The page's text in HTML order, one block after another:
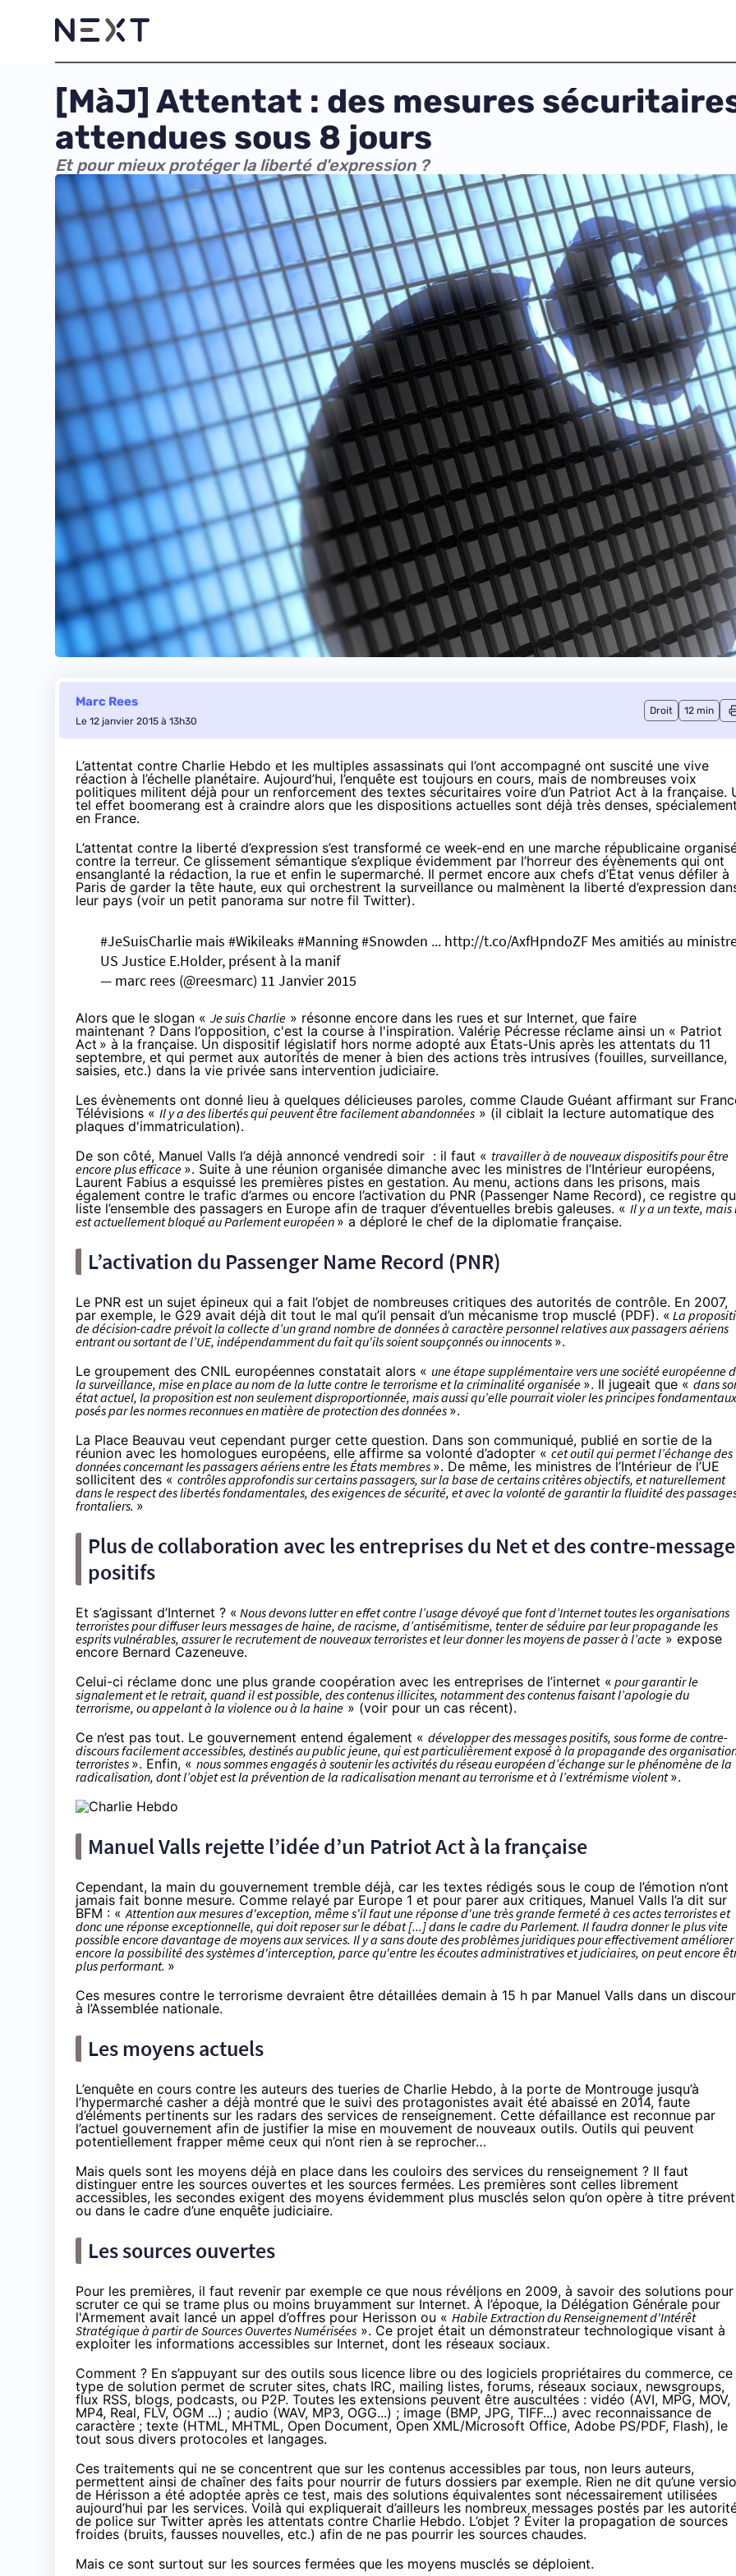
[MàJ] Attentat : des mesures
attendues sous 8 jours
Et pour mieux protéger la liberté d'expression ?
Marc Rees
Le 12 janvier 2015 à 13h30
Droit 12 min
L’attentat contre Charlie Hebdo et les multiples assassinats qui l’ont accompagné ont suscité une vive
réaction à l’échelle planétaire. Aujourd’hui, l’enquête est toujours en cours, mais de nombreuses voix
politiques militent déjà pour un renforcement des textes sécuritaires voire d’un Patriot Act à la française.
tel effet boomerang est à craindre alors que les dispositions actuelles sont déjà très denses, spécialement
en France.
L’attentat contre la liberté d’expression s’est transformé ce week-end en une marche républicaine
contre la terreur. Ce glissement sémantique s’explique évidemment par l’horreur des évènements qui ont
ensanglanté la rédaction, la rue et enfin le supermarché. Il permet encore aux chefs d’État venus défiler à
Paris de garder la tête haute, eux qui orchestrent la surveillance ou malmènent la liberté d’expression
leur pays (voir un petit panorama sur notre fil Twitter).
#JeSuisCharlie mais #Wikileaks #Manning#Snowden ... http://t.co/AxfHpndoZF Mes amitiés au
US Justice E.Holder, présent à la manif
— marc rees (@reesmarc) 11 Janvier 2015
Alors que le slogan « Je suis Charlie » résonne encore dans les rues et sur Internet, que faire
maintenant ? Dans l’opposition, c'est la course à l'inspiration. Valérie Pécresse réclame ainsi un « Patriot
Act » à la française. Un dispositif législatif hors norme adopté aux États-Unis après les attentats du 11
septembre, et qui permet aux autorités de mener à bien des actions très intrusives (fouilles, surveillance,
saisies, etc.) dans la vie privée sans intervention judiciaire.
Les évènements ont donné lieu à quelques délicieuses paroles, comme Claude Guéant affirmant sur
Télévisions « Il y a des libertés qui peuvent être facilement abandonnées » (il ciblait la lecture automatique des
plaques d'immatriculation).
De son côté, Manuel Valls l’a déjà annoncé vendredi soir : il faut « travailler à de nouveaux dispositifs pour être
encore plus efficace ». Suite à une réunion organisée dimanche avec les ministres de l’Intérieur européens,
Laurent Fabius a esquissé les premières pistes en gestation. Au menu, actions dans les prisons, mais
également contre le trafic d’armes ou encore l’activation du PNR (Passenger Name Record), ce registre
liste l’ensemble des passagers en Europe afin de traquer d’éventuelles brebis galeuses. « Il y a un texte, mais
est actuellement bloqué au Parlement européen » a déploré le chef de la diplomatie française.
L’activation du Passenger Name Record (PNR)
Le PNR est un sujet épineux qui a fait l’objet de nombreuses critiques des autorités de contrôle. En 2007,
par exemple, le G29 avait déjà dit tout le mal qu’il pensait d’un mécanisme trop musclé (PDF). « La
de décision-cadre prévoit la collecte d’un grand nombre de données à caractère personnel relatives aux passagers aériens
entrant ou sortant de l’UE, indépendamment du fait qu'ils soient soupçonnés ou innocents ».
Le groupement des CNIL européennes constatait alors « une étape supplémentaire vers une société européenne
la surveillance, mise en place au nom de la lutte contre le terrorisme et la criminalité organisée ». Il jugeait que « dans
état actuel, la proposition est non seulement disproportionnée, mais aussi qu’elle pourrait violer les principes fondamentaux
posés par les normes reconnues en matière de protection des données ».
La Place Beauvau veut cependant purger cette question. Dans son communiqué, publié en sortie de la
réunion avec les homologues européens, elle affirme sa volonté d’adopter « cet outil qui permet l’échange des
données concernant les passagers aériens entre les États membres ». De même, les ministres de l’Intérieur de l’UE
sollicitent des « contrôles approfondis sur certains passagers, sur la base de certains critères objectifs, et naturellement
dans le respect des libertés fondamentales, des exigences de sécurité, et avec la volonté de garantir la fluidité des
frontaliers. »
Plus de collaboration avec les entreprises du Net et des contre-
positifs
Et s’agissant d’Internet ? « Nous devons lutter en effet contre l’usage dévoyé que font d’Internet toutes les organisations
terroristes pour diffuser leurs messages de haine, de racisme, d’antisémitisme, tenter de séduire par leur propagande les
esprits vulnérables, assurer le recrutement de nouveaux terroristes et leur donner les moyens de passer à l’acte » expose
encore Bernard Cazeneuve.
Celui-ci réclame donc une plus grande coopération avec les entreprises de l’internet « pour garantir le
signalement et le retrait, quand il est possible, des contenus illicites, notamment des contenus faisant l’apologie du
terrorisme, ou appelant à la violence ou à la haine » (voir pour un cas récent).
Ce n’est pas tout. Le gouvernement entend également « développer des messages positifs, sous forme de contre-
discours facilement accessibles, destinés au public jeune, qui est particulièrement exposé à la propagande des
terroristes ». Enfin, « nous sommes engagés à soutenir les activités du réseau européen d’échange sur le phénomène de la
radicalisation, dont l’objet est la prévention de la radicalisation menant au terrorisme et à l’extrémisme violent».
Manuel Valls rejette l’idée d’un Patriot Act à la française
Cependant, la main du gouvernement tremble déjà, car les textes rédigés sous le coup de l’émotion n’ont
jamais fait bonne mesure. Comme relayé par Europe 1 et pour parer aux critiques, Manuel Valls l’a dit sur
BFM : «Attention aux mesures d'exception, même s'il faut une réponse d'une très grande fermeté à ces actes terroristes et
donc une réponse exceptionnelle, qui doit reposer sur le débat [...] dans le cadre du Parlement. Il faudra donner le plus vite
possible encore davantage de moyens aux services. Il y a sans doute des problèmes juridiques pour effectivement améliorer
encore la possibilité des systèmes d'interception, parce qu'entre les écoutes administratives et judiciaires, on peut encore
plus performant. »
Ces mesures contre le terrorisme devraient être détaillées demain à 15 h par Manuel Valls dans un
à l’Assemblée nationale.
Les moyens actuels
L’enquête en cours contre les auteurs des tueries de Charlie Hebdo, à la porte de Montrouge jusqu’à
l’hypermarché casher a déjà montré que le suivi des protagonistes avait été abaissé en 2014, faute
d’éléments pertinents sur les radars des services de renseignement. Cette défaillance est reconnue par
l’actuel gouvernement afin de justifier la mise en mouvement de nouveaux outils. Outils qui peuvent
potentiellement frapper même ceux qui n’ont rien à se reprocher…
Mais quels sont les moyens déjà en place dans les couloirs des services du renseignement ? Il faut
distinguer entre les sources ouvertes et les sources fermées. Les premières sont celles librement
accessibles, les secondes exigent des moyens évidemment plus musclés selon qu’on opère à titre
ou dans le cadre d’une enquête judiciaire.
Les sources ouvertes
Pour les premières, il faut revenir par exemple ce que nous révélions en 2009, à savoir des solutions pour
scruter ce qui se trame plus ou moins bruyamment sur Internet. À l’époque, la Délégation Générale pour
l'Armement avait lancé un appel d’offres pour Herisson ou « Habile Extraction du Renseignement d'Intérêt
Stratégique à partir de Sources Ouvertes Numérisées ». Ce projet était un démonstrateur technologique visant à
exploiter les informations accessibles sur Internet, dont les réseaux sociaux.
Comment ? En s’appuyant sur des outils sous licence libre ou des logiciels propriétaires du commerce, ce
type de solution permet de scruter sites, chats IRC, mailing listes, forums, réseaux sociaux, newsgroups,
flux RSS, blogs, podcasts, ou P2P. Toutes les extensions peuvent être auscultées : vidéo (AVI, MPG, MOV,
MP4, Real, FLV, OGM ...) ; audio (WAV, MP3, OGG...) ; image (BMP, JPG, TIFF...) avec reconnaissance de
caractère ; texte (HTML, MHTML, Open Document, Open XML/Microsoft Office, Adobe PS/PDF, Flash), le
tout sous divers protocoles et langages.
Ces traitements qui ne se concentrent que sur les contenus accessibles par tous, non leurs auteurs,
permettent ainsi de chaîner des faits pour nourrir de futurs dossiers par exemple. Rien ne dit qu’une
de Hérisson a été adoptée après ce test, mais des solutions équivalentes sont nécessairement utilisées
aujourd’hui par les services. Voilà qui expliquerait d’ailleurs les nombreux messages postés par les
de police sur Twitter après les attentats contre Charlie Hebdo. L’objet ? Éviter la propagation de sources
froides (bruits, fausses nouvelles, etc.) afin de ne pas pourrir les sources chaudes.
Mais ce sont surtout sur les sources fermées que les moyens musclés se déploient.